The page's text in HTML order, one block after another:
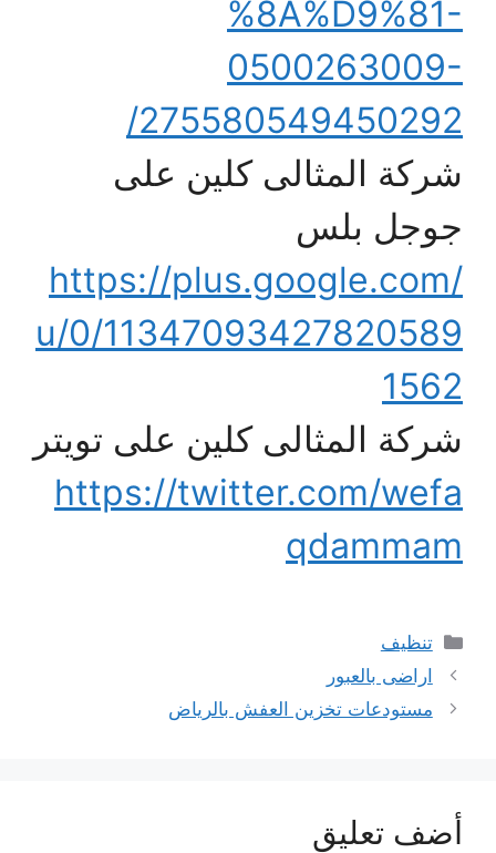
%8A%D9%81-
0500263009-
275580549450292/
شركة المثالى كلين على
جوجل بلس
https://plus.google.com/
u/0/11347093427820589
1562
شركة المثالى كلين على تويتر
https://twitter.com/wefa
qdammam
التصنيفات
تنظيف
اراضى بالعبور
مستودعات تخزين العفش بالرياض
أضف تعليق